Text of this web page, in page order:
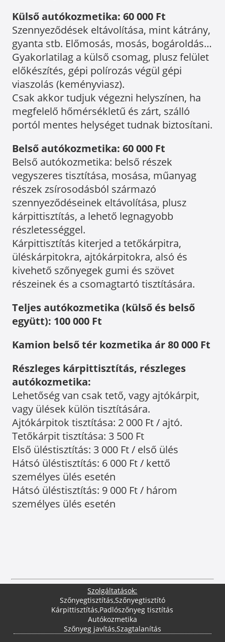
Külső autókozmetika: 60 000 Ft
Szennyeződések eltávolítása, mint kátrány,
gyanta stb. Előmosás, mosás, bogároldás…
Gyakorlatilag a külső csomag, plusz felület
előkészítés, gépi polírozás végül gépi
viaszolás (keményviasz).
Csak akkor tudjuk végezni helyszínen, ha
megfelelő hőmérsékletű és zárt, szálló
portól mentes helységet tudnak biztosítani.
Belső autókozmetika: 60 000 Ft
Belső autókozmetika: belső részek
vegyszeres tisztítása, mosása, műanyag
részek zsírosodásból származó
szennyeződéseinek eltávolítása, plusz
kárpittisztítás, a lehető legnagyobb
részletességgel.
Kárpittisztítás kiterjed a tetőkárpitra,
üléskárpitokra, ajtókárpitokra, alsó és
kivehető szőnyegek gumi és szövet
részeinek és a csomagtartó tisztítására.
Teljes autókozmetika (külső és belső
együtt): 100 000 Ft
Kamion belső tér kozmetika ár 80 000 Ft
Részleges kárpittisztítás, részleges
autókozmetika:
Lehetőség van csak tető, vagy ajtókárpit,
vagy ülések külön tisztítására.
Ajtókárpitok tisztítása: 2 000 Ft / ajtó.
Tetőkárpit tisztítása: 3 500 Ft
Első üléstisztítás: 3 000 Ft / első ülés
Hátsó üléstisztítás: 6 000 Ft / kettő
személyes ülés esetén
Hátsó üléstisztítás: 9 000 Ft / három
személyes ülés esetén
Szolgáltatások:
Szőnyegtisztítás,Szőnyegtisztító
Kárpittisztítás,Padlószőnyeg tisztítás
Autókozmetika
Szőnyeg javítás,Szagtalanítás